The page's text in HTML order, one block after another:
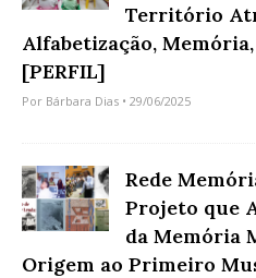
Território
Alfabetização,
[PERFIL]
Por Bárbara Dias • 29/06/2025
Rede
Projeto que
da Memória
Origem ao Primeiro